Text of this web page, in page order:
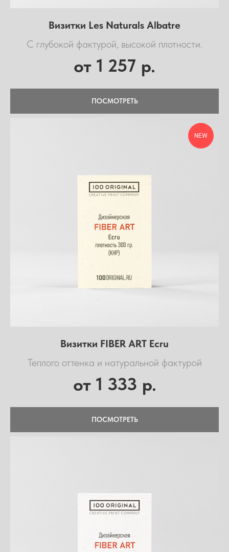
Визитки Les Naturals Albatre
С глубокой фактурой, высокой плотности.
от 1 257 р.
ПОСМОТРЕТЬ
NEW
Визитки FIBER ART Ecru
Теплого оттенка и натуральной фактурой
от 1 333 р.
ПОСМОТРЕТЬ